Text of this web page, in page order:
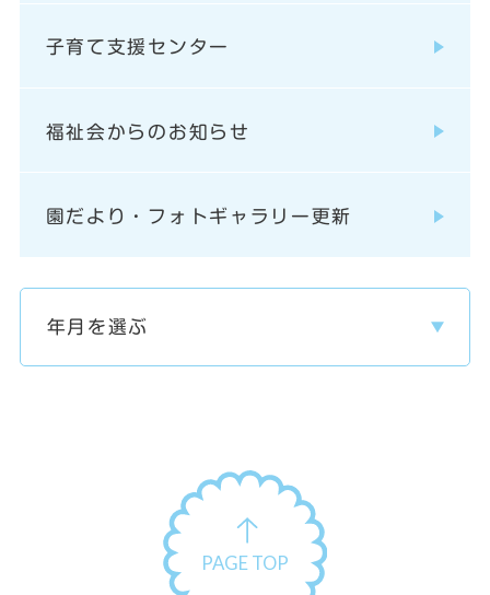
子育て支援センター
福祉会からのお知らせ
園だより・フォトギャラリー更新
PAGE TOP